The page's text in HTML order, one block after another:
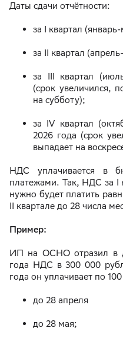
Даты сдачи отчётности:
за I квартал
за II квартал
за III квартал
(срок увеличился,
на субботу);
за IV квартал
2026 года (срок
выпадает на
НДС уплачивается в
платежами. Так, НДС за I
нужно будет платить
II квартале до 28 числа
Пример:
ИП на ОСНО отразил в
года НДС в 300 000
года он уплачивает по
до 28 апреля
до 28 мая;